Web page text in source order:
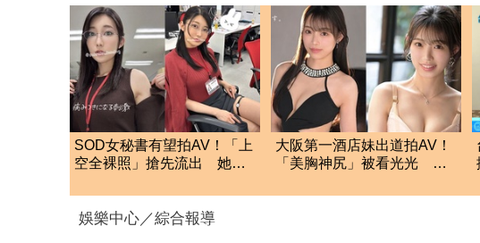
SOD女秘書有望拍AV！「上
空全裸照」搶先流出 她認
大阪第一酒店妹出道拍AV！
「美胸神尻」被看光光 達
娛樂中心／綜合報導